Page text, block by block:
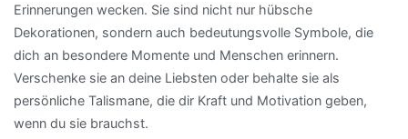
Erinnerungen wecken. Sie sind nicht nur hübsche
Dekorationen, sondern auch bedeutungsvolle Symbole, die
dich an besondere Momente und Menschen erinnern.
Verschenke sie an deine Liebsten oder behalte sie als
persönliche Talismane, die dir Kraft und Motivation geben,
wenn du sie brauchst.